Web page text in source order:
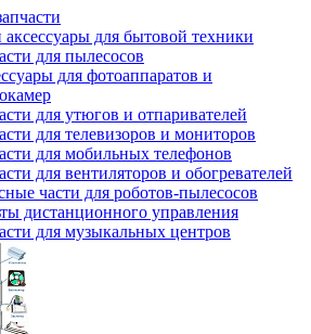
аксессуары для бытовой техники
для пылесосов
для фотоаппаратов и
для утюгов и отпаривателей
для телевизоров и мониторов
для мобильных телефонов
для вентиляторов и обогревателей
части для роботов-пылесосов
дистанционного управления
для музыкальных центров